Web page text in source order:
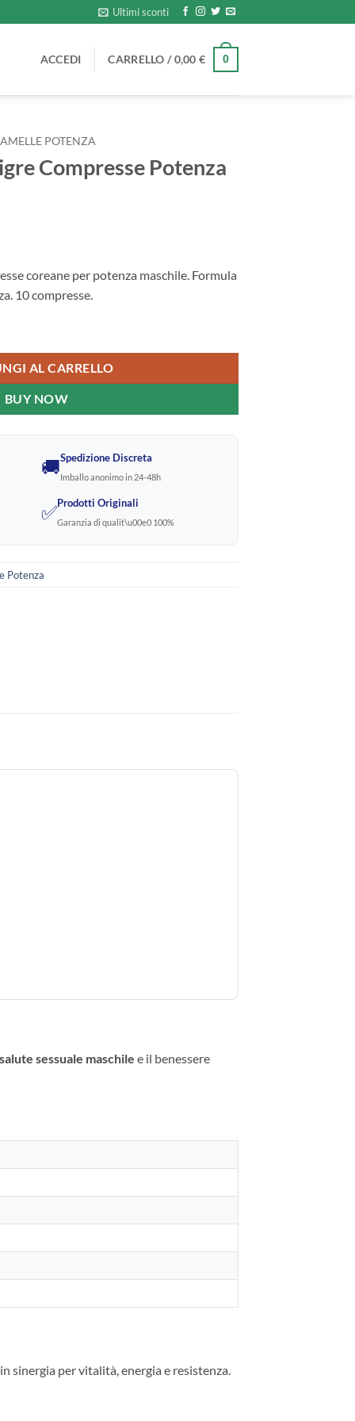
Ultimi sconti
ACCEDI CARRELLO /0,00€ 0
POTENZA
Compresse Potenza
coreane per potenza maschile. Formula
10 compresse.
AL CARRELLO
BUY NOW
🚚Spedizione Discreta
Imballo anonimo in 24-48h
✅Prodotti Originali
Garanzia di qualit\u00e0 100%
Potenza
salute sessuale maschile e il benessere
sinergia per vitalità, energia e resistenza.